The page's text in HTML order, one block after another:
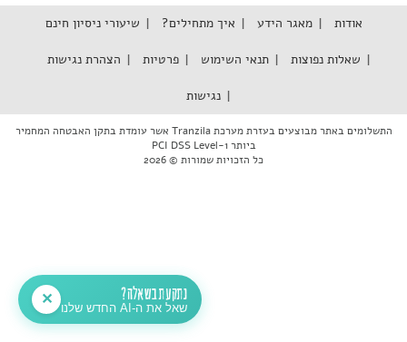
אודות מאגר הידע איך מתחילים? שיעורי ניסיון חינם
שאלות נפוצות תנאי השימוש פרטיות הצהרת נגישות
נגישות
התשלומים באתר מבוצעים בעזרת מערכת Tranzila אשר עומדת בתקן האבטחה המחמיר
ביותר PCI DSS Level-1
כל הזכויות שמורות © 2026
נתקעת בשאלה?
שאל את ה-AI החדש שלנו
✕